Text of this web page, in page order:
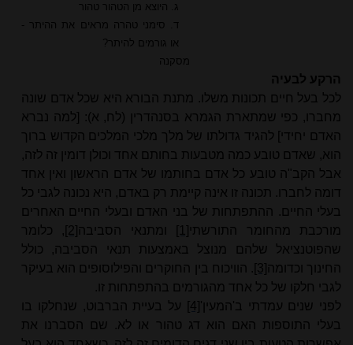
ג. היוצא מן הטהור טהור
ד. סימני טהרה מראים את ההיתר -
או גורמים להיתר?
מסקנה
הרקע לבעיה
לכל בעל חיים תכונות משלו. מתנת הבורא היא שכל אדם שונה
מחברו, כפי שמתארת הגמרא בסנהדרין (לח, א): [למה נברא
האדם יחידי] להגיד גדולתו של מלך מלכי המלכים הקדוש ברוך
הוא, שאדם טובע כמה מטבעות בחותם אחד וכולן דומין זה לזה,
אבל הקב"ה טובע כל אדם בחותמו של אדם הראשון ואין אחד
דומה לחברו. תכונה זו אינה קיימת רק באדם, היא נכונה לגבי כל
בעלי החיים. ההתפתחות של בני האדם ובעלי החיים האחרים
מורכבת מהחומר התורשתי [1] ומתנאי הסביבה [2] , כלומר
שהפוטנציאל שלהם מנוצל באמצעות תנאי הסביבה, כולל
ה חינוך וכדומה [3] . הוויכוח בין החוקרים והפילוסופים הוא בעיקר
לגבי חלקו של כל אחד מהגורמים בהתפתחות זו.
לפני שנים עמדתי ב'המעין'[4]
על בעיית הברבוט, שנחלקו בו
בעלי התוספות האם הוא דג טהור או לא. שם הסברנו את